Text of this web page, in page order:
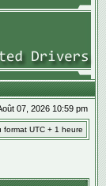
07, 2026 10:59 pm
format UTC + 1 heure